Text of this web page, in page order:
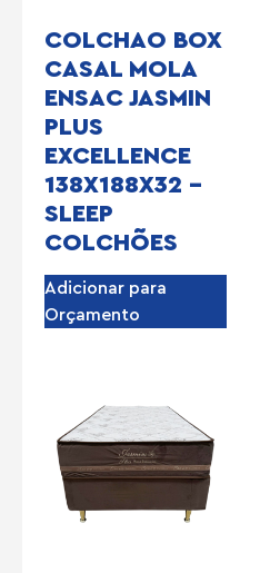
COLCHAO BOX
CASAL MOLA
ENSAC JASMIN
PLUS
EXCELLENCE
138X188X32 –
SLEEP
COLCHÕES
Adicionar para
Orçamento